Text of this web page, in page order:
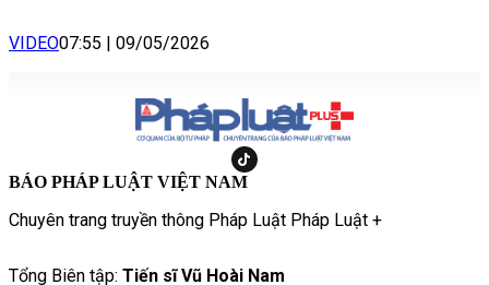
VIDEO07:55 09/05/2026
BÁO PHÁP LUẬT VIỆT NAM
Chuyên trang truyền thông Pháp Luật Pháp Luật +
Tổng Biên tập: Tiến sĩ Vũ Hoài Nam